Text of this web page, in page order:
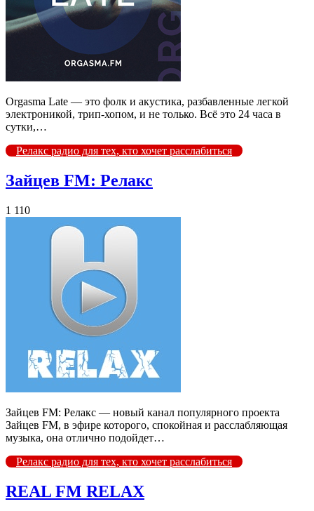
Orgasma Late — это фолк и акустика, разбавленные легкой
электроникой, трип-хопом, и не только. Всё это 24 часа в
сутки,…
Релакс радио для тех, кто хочет расслабиться
Зайцев FM: Релакс
1 110
Зайцев FM: Релакс — новый канал популярного проекта
Зайцев FM, в эфире которого, спокойная и расслабляющая
музыка, она отлично подойдет…
Релакс радио для тех, кто хочет расслабиться
REAL FM RELAX